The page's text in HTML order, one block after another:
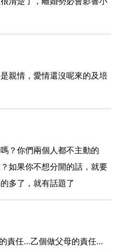
親情，愛情還沒呢來的及培
？你們兩個人都不主動的
如果你不想分開的話，就要
多了，就有話題了
責任…乙個做父母的責任…